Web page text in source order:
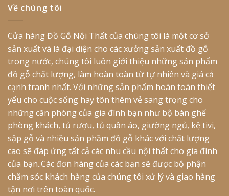
Về chúng tôi
Cửa hàng Đồ Gỗ Nội Thất của chúng tôi là một cơ sở
sản xuất và là đại diện cho các xưởng sản xuất đồ gỗ
trong nước, chúng tôi luôn giới thiệu những sản phẩm
đồ gỗ chất lượng, làm hoàn toàn từ tự nhiên và giá cả
cạnh tranh nhất. Với những sản phẩm hoàn toàn thiết
yếu cho cuộc sống hay tôn thêm vẻ sang trọng cho
những căn phòng của gia đình bạn như bộ bàn ghế
phòng khách, tủ rượu, tủ quần áo, giường ngủ, kệ tivi,
sập gỗ và nhiều sản phầm đồ gỗ khác với chất lượng
cao sẽ đáp ứng tất cả các nhu cầu nội thất cho gia đình
của bạn..Các đơn hàng của các bạn sẽ được bộ phận
chăm sóc khách hàng của chúng tôi xử lý và giao hàng
tận nơi trên toàn quốc.